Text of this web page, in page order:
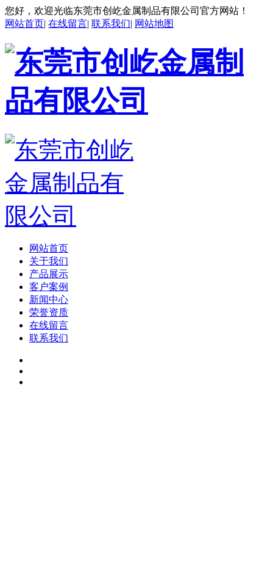
您好，欢迎光临东莞市创屹金属制品有限公司官方网站！
网站首页| 在线留言| 联系我们| 网站地图
网站首页
关于我们
产品展示
客户案例
新闻中心
荣誉资质
在线留言
联系我们